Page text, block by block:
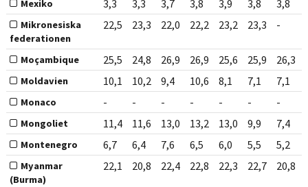
Mexiko 3,3 3,3 3,7 3,8 3,9 3,8 3,8
Mikronesiska
federationen
22,5 23,3 22,0 22,2 23,2 23,3 -
Moçambique 25,5 24,8 26,9 26,9 25,6 25,9 26,3
Moldavien 10,1 10,2 9,4 10,6 8,1 7,1 7,1
Monaco - - - - - - -
Mongoliet 11,4 11,6 13,0 13,2 13,0 9,9 7,4
Montenegro 6,7 6,4 7,6 6,5 6,0 5,5 5,2
Myanmar
(Burma)
22,1 20,8 22,4 22,8 22,3 22,7 20,8